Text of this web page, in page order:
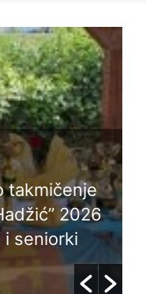
takmičenje
2026
i seniorki